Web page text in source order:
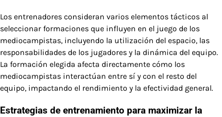
Los entrenadores consideran varios elementos tácticos al
seleccionar formaciones que influyen en el juego de los
mediocampistas, incluyendo la utilización del espacio, las
responsabilidades de los jugadores y la dinámica del equipo.
La formación elegida afecta directamente cómo los
mediocampistas interactúan entre sí y con el resto del
equipo, impactando el rendimiento y la efectividad general.
Estrategias de entrenamiento para maximizar la